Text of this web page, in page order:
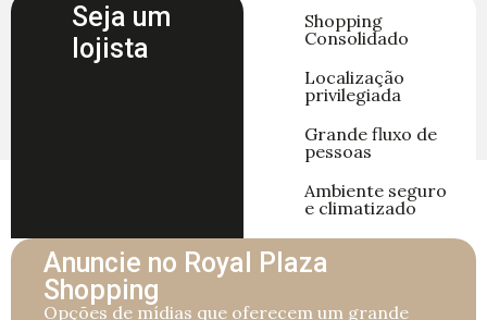
Seja um
lojista
Shopping
Consolidado
Localização
privilegiada
Grande fluxo de
pessoas
Ambiente seguro
e climatizado
Anuncie no Royal Plaza
Shopping
Opções de mídias que oferecem um grande